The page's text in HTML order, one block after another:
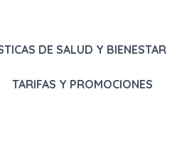
DE SALUD Y BIENESTAR
TARIFAS Y PROMOCIONES